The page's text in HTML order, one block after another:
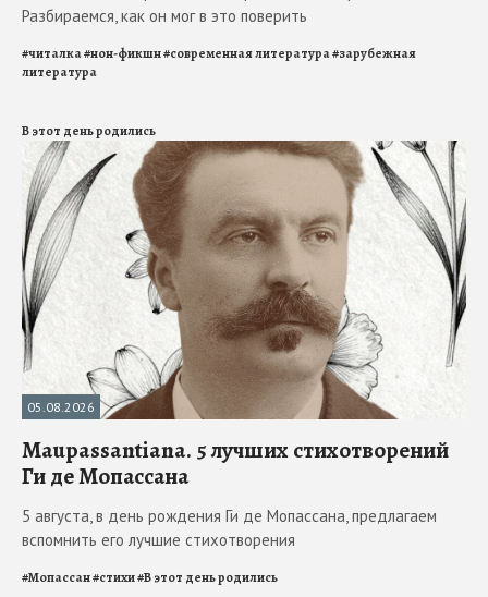
Разбираемся, как он мог в это поверить
#читалка#нон-фикшн#современная литература#зарубежная
литература
В этот день родились
05.08.2026
Maupassantiana. 5 лучших стихотворений
Ги де Мопассана
5 августа, в день рождения Ги де Мопассана, предлагаем
вспомнить его лучшие стихотворения
#Мопассан#стихи#В этот день родились